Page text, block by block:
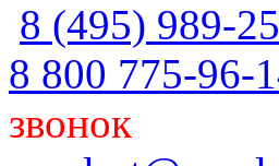
8 (495) 989-
8 800 775-96-
звонок